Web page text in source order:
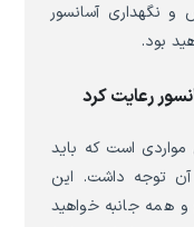
و نگهداری آسانسور
رعایت کرد
است که باید
آن توجه داشت. این
همه جانبه خواهید